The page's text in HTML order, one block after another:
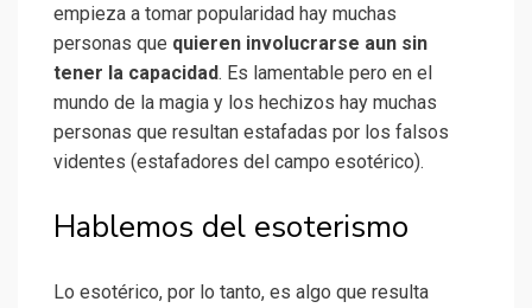
empieza a tomar popularidad hay muchas
personas que quieren involucrarse aun sin
tener la capacidad. Es lamentable pero en el
mundo de la magia y los hechizos hay muchas
personas que resultan estafadas por los falsos
videntes (estafadores del campo esotérico).
Hablemos del esoterismo
Lo esotérico, por lo tanto, es algo que resulta